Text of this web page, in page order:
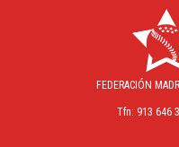
FEDERACIÓN
Tfn: 913 646